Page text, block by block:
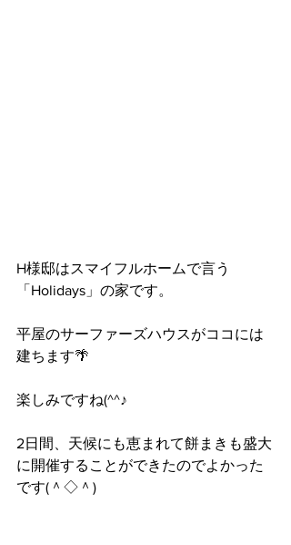
H様邸はスマイフルホームで言う
「Holidays」の家です。
平屋のサーファーズハウスがココには
建ちます🌴
楽しみですね(^^♪
2日間、天候にも恵まれて餅まきも盛大
に開催することができたのでよかった
です(＾◇＾)